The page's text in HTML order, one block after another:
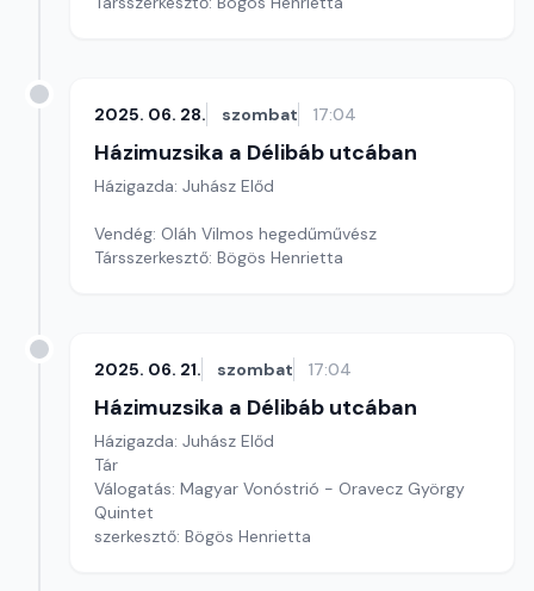
2025. 06. 28. szombat 17:04
Házimuzsika a Délibáb utcában
Házigazda: Juhász Előd
Vendég: Oláh Vilmos hegedűművész
Társszerkesztő: Bögös Henrietta
2025. 06. 21. szombat 17:04
Házimuzsika a Délibáb utcában
Házigazda: Juhász Előd
Tár
Válogatás: Magyar Vonóstrió - Oravecz György
Quintet
szerkesztő: Bögös Henrietta